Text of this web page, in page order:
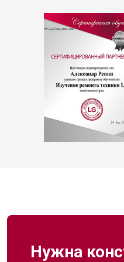
Нужна